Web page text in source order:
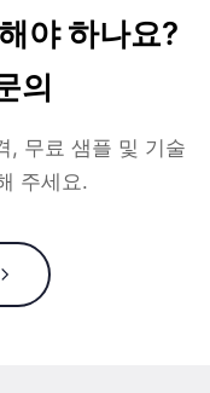
야 하나요?
의
, 무료 샘플 및 기술
주세요.